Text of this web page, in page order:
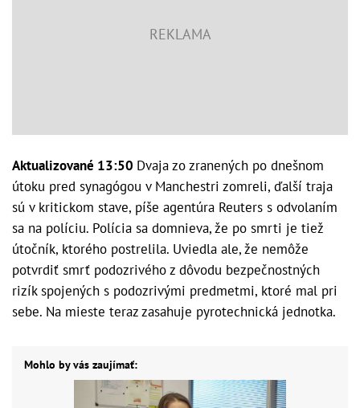
Aktualizované 13:50 Dvaja zo zranených po dnešnom
útoku pred synagógou v Manchestri zomreli, ďalší traja
sú v kritickom stave, píše agentúra Reuters s odvolaním
sa na políciu. Polícia sa domnieva, že po smrti je tiež
útočník, ktorého postrelila. Uviedla ale, že nemôže
potvrdiť smrť podozrivého z dôvodu bezpečnostných
rizík spojených s podozrivými predmetmi, ktoré mal pri
sebe. Na mieste teraz zasahuje pyrotechnická jednotka.
Mohlo by vás zaujímať: